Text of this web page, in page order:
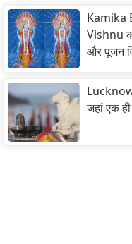
Kamika
Vishnu
और पूजन
जहां एक ही